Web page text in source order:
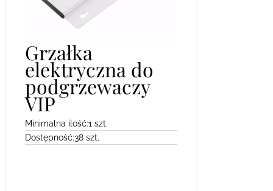
Grzałka
elektryczna do
podgrzewaczy
VIP
Minimalna ilość:1 szt.
Dostępność:38 szt.